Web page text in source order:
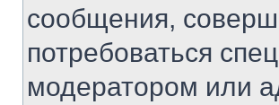
сообщения,
потребоваться
модератором или